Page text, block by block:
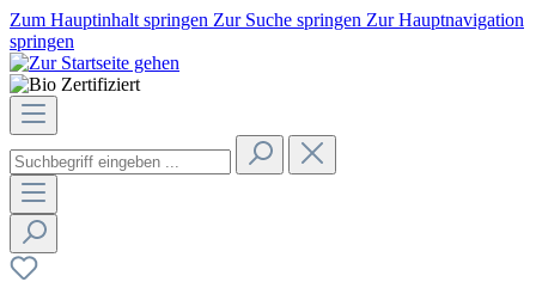
Zum Hauptinhalt springen Zur Suche springen Zur Hauptnavigation
springen